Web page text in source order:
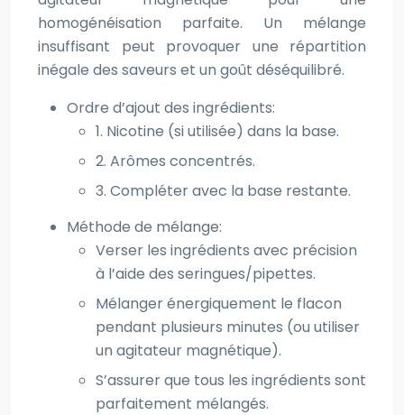
homogénéisation parfaite. Un mélange
insuffisant peut provoquer une répartition
inégale des saveurs et un goût déséquilibré.
Ordre d’ajout des ingrédients:
1. Nicotine (si utilisée) dans la base.
2. Arômes concentrés.
3. Compléter avec la base restante.
Méthode de mélange:
Verser les ingrédients avec précision
à l’aide des seringues/pipettes.
Mélanger énergiquement le flacon
pendant plusieurs minutes (ou utiliser
un agitateur magnétique).
S’assurer que tous les ingrédients sont
parfaitement mélangés.